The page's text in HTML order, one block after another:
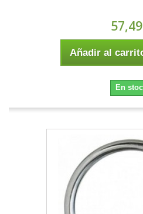
Añadir al
En